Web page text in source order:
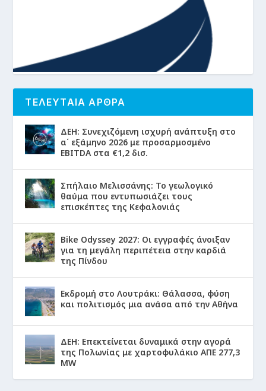
ΤΕΛΕΥΤΑΙΑ ΑΡΘΡΑ
ΔΕΗ: Συνεχιζόμενη ισχυρή ανάπτυξη στο
α΄ εξάμηνο 2026 με προσαρμοσμένο
EBITDA στα €1,2 δισ.
Σπήλαιο Μελισσάνης: Το γεωλογικό
θαύμα που εντυπωσιάζει τους
επισκέπτες της Κεφαλονιάς
Bike Odyssey 2027: Οι εγγραφές άνοιξαν
για τη μεγάλη περιπέτεια στην καρδιά
της Πίνδου
Εκδρομή στο Λουτράκι: Θάλασσα, φύση
και πολιτισμός μια ανάσα από την Αθήνα
ΔΕΗ: Επεκτείνεται δυναμικά στην αγορά
της Πολωνίας με χαρτοφυλάκιο ΑΠΕ 277,3
MW